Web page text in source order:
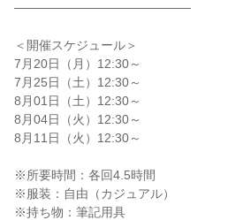
────────────────────
＜開催スケジュール＞
7月20日（月）12:30～
7月25日（土）12:30～
8月01日（土）12:30～
8月04日（火）12:30～
8月11日（火）12:30～
※所要時間：各回4.5時間
※服装：自由（カジュアル）
※持ち物：筆記用具